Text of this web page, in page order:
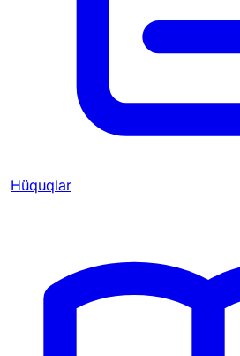
Hüquqlar